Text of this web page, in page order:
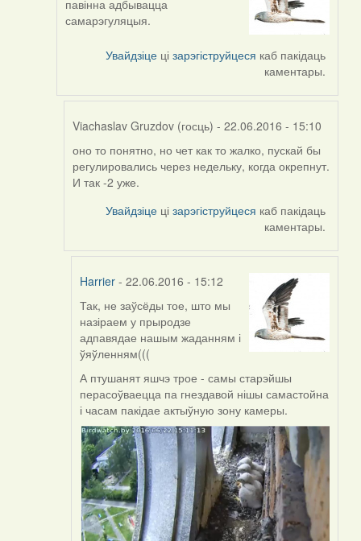
reply
to
Viachaslav
(госць)
павінна адбывацца
самарэгуляцыя.
Увайдзіце цізарэгіструйцеся каб пакідаць
каментары.
Viachaslav Gruzdov (госць) - 22.06.2016 - 15:10
In
reply
to
оно то понятно, но чет как то жалко, пускай бы
регулировались через недельку, когда окрепнут.
И так -2 уже.
Увайдзіце цізарэгіструйцеся каб пакідаць
каментары.
Harrier- 22.06.2016 - 15:12
In
reply
to
by
Viachaslav
Gruzdov
(госць)
Так, не заўсёды тое, што мы
назіраем у прыродзе
адпавядае нашым жаданням і
ўяўленням(((
А птушанят яшчэ трое - самы старэйшы
перасоўваецца па гнездавой нішы самастойна
і часам пакідае актыўную зону камеры.